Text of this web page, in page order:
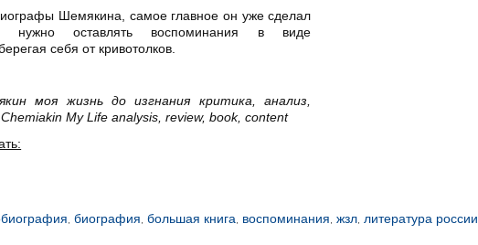
Шемякина, самое главное он уже сделал
нужно оставлять воспоминания в виде
себя от кривотолков.
моя жизнь до изгнания критика, анализ,
My Life analysis, review, book, content
биография большая книга воспоминания жзл, литература россии